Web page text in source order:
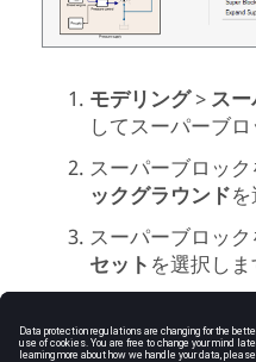
モデリング> ス
してスーパーブロ
スーパーブロッ
ックグラウンド
スーパーブロッ
セット を選択しま